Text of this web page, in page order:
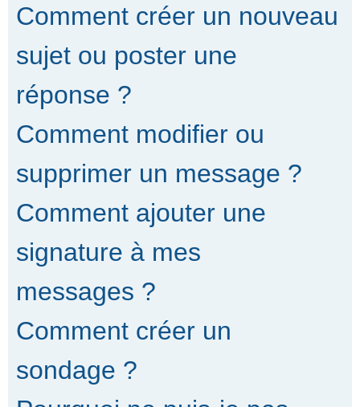
Comment créer un nouveau
sujet ou poster une
réponse ?
Comment modifier ou
supprimer un message ?
Comment ajouter une
signature à mes
messages ?
Comment créer un
sondage ?